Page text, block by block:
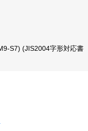
S7) (JIS2004字形対応書